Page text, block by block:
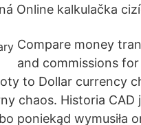
Online kalkulačka
Compare money
and commissions
to Dollar currency
chaos. Historia
poniekąd